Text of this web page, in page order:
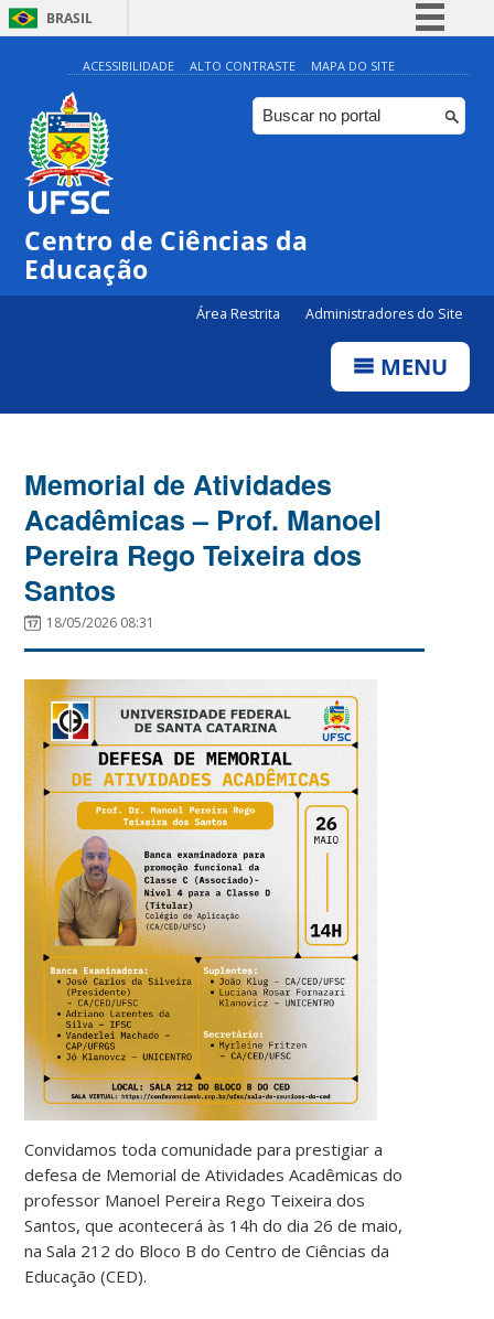
BRASIL
Simplifique!
Comunica BR
Participe
ACESSIBILIDADE ALTO CONTRASTE MAPA DO SITE
Centro de Ciências da
Educação
Área Restrita Administradores do Site
MENU
Memorial de Atividades
Acadêmicas – Prof. Manoel
Pereira Rego Teixeira dos
Santos
18/05/2026 08:31
Convidamos toda comunidade para prestigiar a
defesa de Memorial de Atividades Acadêmicas do
professor Manoel Pereira Rego Teixeira dos
Santos, que acontecerá às 14h do dia 26 de maio,
na Sala 212 do Bloco B do Centro de Ciências da
Educação (CED).